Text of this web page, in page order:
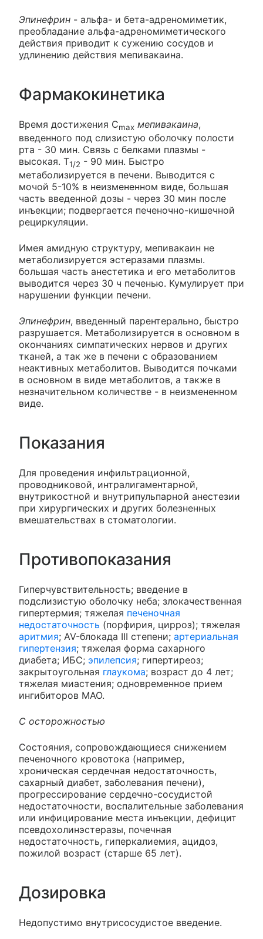
Эпинефрин - альфа- и бета-адреномиметик,
преобладание альфа-адреномиметического
действия приводит к сужению сосудов и
удлинению действия мепивакаина.
Фармакокинетика
Время достижения Cmax мепивакаина,
введенного под слизистую оболочку полости
рта - 30 мин. Связь с белками плазмы -
высокая. T1/2 - 90 мин. Быстро
метаболизируется в печени. Выводится с
мочой 5-10% в неизмененном виде, большая
часть введенной дозы - через 30 мин после
инъекции; подвергается печеночно-кишечной
рециркуляции.
Имея амидную структуру, мепивакаин не
метаболизируется эстеразами плазмы.
большая часть анестетика и его метаболитов
выводится через 30 ч печенью. Кумулирует при
нарушении функции печени.
Эпинефрин, введенный парентерально, быстро
разрушается. Метаболизируется в основном в
окончаниях симпатических нервов и других
тканей, а так же в печени с образованием
неактивных метаболитов. Выводится почками
в основном в виде метаболитов, а также в
незначительном количестве - в неизмененном
виде.
Показания
Для проведения инфильтрационной,
проводниковой, интралигаментарной,
внутрикостной и внутрипульпарной анестезии
при хирургических и других болезненных
вмешательствах в стоматологии.
Противопоказания
Гиперчувствительность; введение в
подслизистую оболочку неба; злокачественная
гипертермия; тяжелая печеночная
недостаточность (порфирия, цирроз); тяжелая
аритмия; AV-блокада III степени; артериальная
гипертензия; тяжелая форма сахарного
диабета; ИБС; эпилепсия; гипертиреоз;
закрытоугольная глаукома; возраст до 4 лет;
тяжелая миастения; одновременное прием
ингибиторов МАО.
C осторожностью
Состояния, сопровождающиеся снижением
печеночного кровотока (например,
хроническая сердечная недостаточность,
сахарный диабет, заболевания печени),
прогрессирование сердечно-сосудистой
недостаточности, воспалительные заболевания
или инфицирование места инъекции, дефицит
псевдохолинэстеразы, почечная
недостаточность, гиперкалиемия, ацидоз,
пожилой возраст (старше 65 лет).
Дозировка
Недопустимо внутрисосудистое введение.